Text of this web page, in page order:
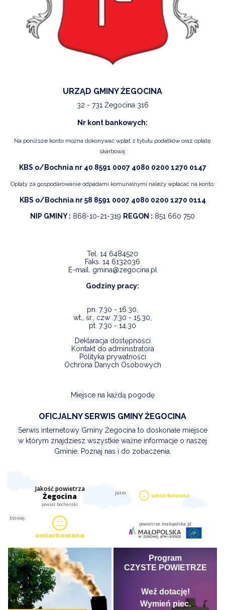
URZĄD GMINY ŻEGOCINA
32 - 731 Żegocina 316
Nr kont bankowych:
Na poniższe konto można dokonywać wpłat z tytułu podatków oraz opłatę
skarbową:
KBS o/Bochnia nr 40 8591 0007 4080 0200 1270 0147
Opłaty za gospodarowanie odpadami komunalnymi należy wpłacać na konto:
KBS o/Bochnia nr 58 8591 0007 4080 0200 1270 0114
NIP GMINY : 868-10-21-319 REGON : 851 660 750
Tel. 14 6484520
Faks. 14 6132036
E-mail. gmina@zegocina.pl
Godziny pracy:
pn. 7.30 - 16.30,
wt., śr., czw .7.30 - 15.30,
pt. 7.30 - 14.30
Deklaracja dostępności
Kontakt do administratora
Polityka prywatności
Ochrona Danych Osobowych
Miejsce na każdą pogodę
OFICJALNY SERWIS GMINY ŻEGOCINA
Serwis internetowy Gminy Żegocina to doskonałe miejsce
w którym znajdziesz wszystkie ważne informacje o naszej
Gminie. Poznaj nas i do zobaczenia.